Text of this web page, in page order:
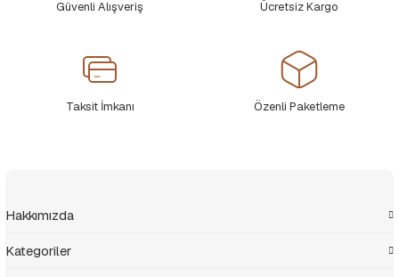
Güvenli Alışveriş Ücretsiz Kargo
Taksit İmkanı Özenli Paketleme
Hakkımızda
Kategoriler